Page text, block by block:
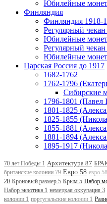
Юбилейные
Финляндия
Финляндия 1918-
Регулярный чекан
Юбилейные
Регулярный
Юбилейные
Царская Россия до 1917
1682-1762
1762-1796
Сибирские
1796-1801 (Павел
1801-1825
1825-1855
1855-1881
1881-1894
1895-1917
70 лет Победы 1 Архитектура 87
британские колонии 79 Евро 58 евро 58
20 Кроновый размер 5 Крым 5 Набор
Набор экзотика 1 немецкая оккупация 3
колонии 1 португальские колонии 1